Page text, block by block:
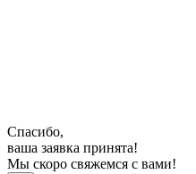
Спасибо,
ваша заявка принята!
Мы скоро свяжемся с вами!